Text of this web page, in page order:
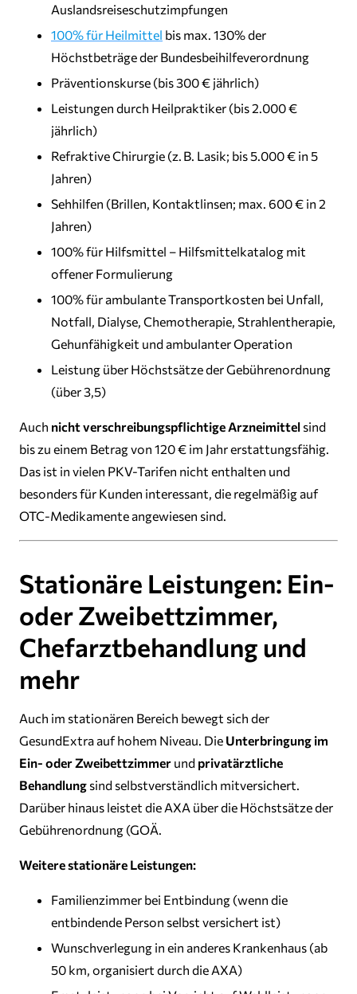
Auslandsreiseschutzimpfungen
100% für Heilmittel bis max. 130% der
Höchstbeträge der Bundesbeihilfeverordnung
Präventionskurse (bis 300 € jährlich)
Leistungen durch Heilpraktiker (bis 2.000 €
jährlich)
Refraktive Chirurgie (z. B. Lasik; bis 5.000 € in 5
Jahren)
Sehhilfen (Brillen, Kontaktlinsen; max. 600 € in 2
Jahren)
100% für Hilfsmittel – Hilfsmittelkatalog mit
offener Formulierung
100% für ambulante Transportkosten bei Unfall,
Notfall, Dialyse, Chemotherapie, Strahlentherapie,
Gehunfähigkeit und ambulanter Operation
Leistung über Höchstsätze der Gebührenordnung
(über 3,5)
Auch nicht verschreibungspflichtige Arzneimittel sind
bis zu einem Betrag von 120 € im Jahr erstattungsfähig.
Das ist in vielen PKV-Tarifen nicht enthalten und
besonders für Kunden interessant, die regelmäßig auf
OTC-Medikamente angewiesen sind.
Stationäre Leistungen: Ein-
oder Zweibettzimmer,
Chefarztbehandlung und
mehr
Auch im stationären Bereich bewegt sich der
GesundExtra auf hohem Niveau. Die Unterbringung im
Ein- oder Zweibettzimmer und privatärztliche
Behandlung sind selbstverständlich mitversichert.
Darüber hinaus leistet die AXA über die Höchstsätze der
Gebührenordnung (GOÄ.
Weitere stationäre Leistungen:
Familienzimmer bei Entbindung (wenn die
entbindende Person selbst versichert ist)
Wunschverlegung in ein anderes Krankenhaus (ab
50 km, organisiert durch die AXA)